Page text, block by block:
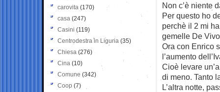
Non c’è niente
Per questo ho
perchè il 2 mi
gemelle De
Ora con Enrico
l’aumento
Cioè levare
di meno. Tanto
L’altra notte,
carovita (170)
casa (247)
Casini (119)
Centrodestra in Liguria (35)
Chiesa (276)
Cina (10)
Comune (342)
Coop (7)